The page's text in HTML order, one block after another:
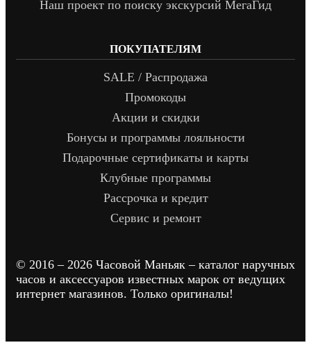
Наш проект по поиску экскурсий МегаГид
ПОКУПАТЕЛЯМ
SALE / Распродажа
Промокоды
Акции и скидки
Бонусы и программы лояльности
Подарочные сертификаты и карты
Клубные программы
Рассрочка и кредит
Сервис и ремонт
© 2016 – 2026 Часовой Маньяк – каталог наручных
часов и аксессуаров известных марок от ведущих
интернет магазинов. Только оригиналы!